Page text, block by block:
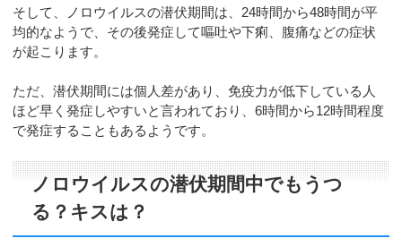
そして、ノロウイルスの潜伏期間は、24時間から48時間が平
均的なようで、その後発症して嘔吐や下痢、腹痛などの症状
が起こります。
ただ、潜伏期間には個人差があり、免疫力が低下している人
ほど早く発症しやすいと言われており、6時間から12時間程度
で発症することもあるようです。
ノロウイルスの潜伏期間中でもうつ
る？キスは？